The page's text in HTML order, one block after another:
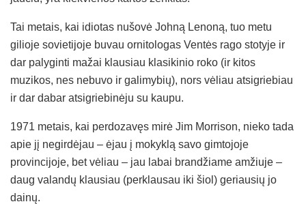
Tai metais, kai idiotas nušovė Johną Lenoną, tuo metu
gilioje sovietijoje buvau ornitologas Ventės rago stotyje ir
dar palyginti mažai klausiau klasikinio roko (ir kitos
muzikos, nes nebuvo ir galimybių), nors vėliau atsigriebiau
ir dar dabar atsigriebinėju su kaupu.
1971 metais, kai perdozavęs mirė Jim Morrison, nieko tada
apie jį negirdėjau – ėjau į mokyklą savo gimtojoje
provincijoje, bet vėliau – jau labai brandžiame amžiuje –
daug valandų klausiau (perklausau iki šiol) geriausių jo
dainų.